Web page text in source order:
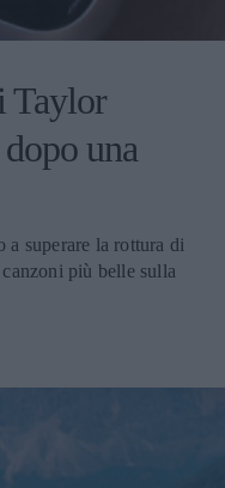
Taylor
una
superare la rottura di
più belle sulla